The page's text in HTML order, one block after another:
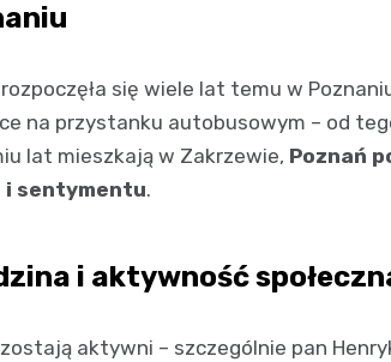
się wiele lat temu w
na przystanku autobusowym – od
lat mieszkają w Zakrzewie, Poznań
i sentymentu.
i aktywność
aktywni – szczególnie pan